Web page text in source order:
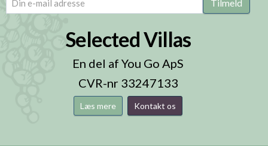
Tilmeld
Selected Villas
En del af You Go ApS
CVR-nr 33247133
Læs mere Kontakt os